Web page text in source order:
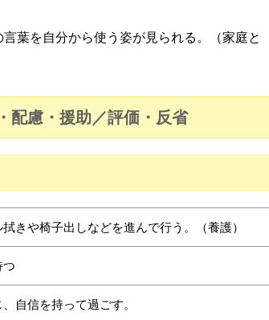
葉を自分から使う姿が見られる。（家庭と
配慮・援助／評価・反省
きや椅子出しなどを進んで行う。（養護）
自信を持って過ごす。